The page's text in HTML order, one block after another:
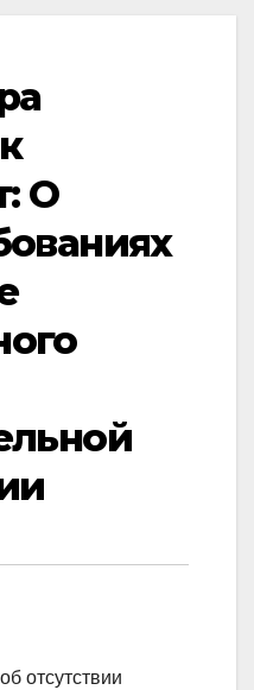
О
отсутствии